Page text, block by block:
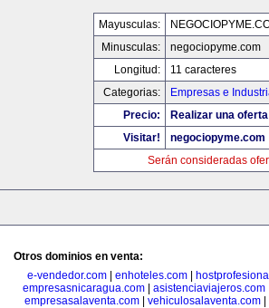
Mayusculas:
Minusculas:
negociopyme.com
Longitud:
11 caracteres
Categorias:
Empresas e
Precio:
Realizar una
Visitar!
negociopyme.com
Serán consideradas
Otros dominios en venta:
e-vendedor.com| enhoteles.com|
empresasnicaragua.com| asistenciaviajeros.com
empresasalaventa.com| vehiculosalaventa.com|